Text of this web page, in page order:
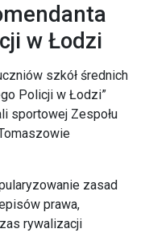
w Łodzi
szkół średnich
Policji w Łodzi”
sportowej Zespołu
zasad
prawa,
rywalizacji